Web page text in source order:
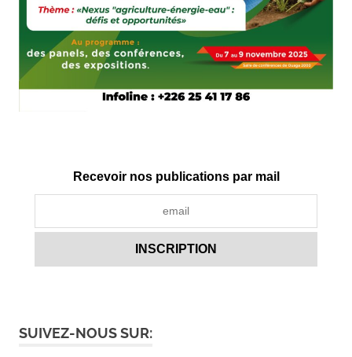
Recevoir nos publications par mail
SUIVEZ-NOUS SUR: